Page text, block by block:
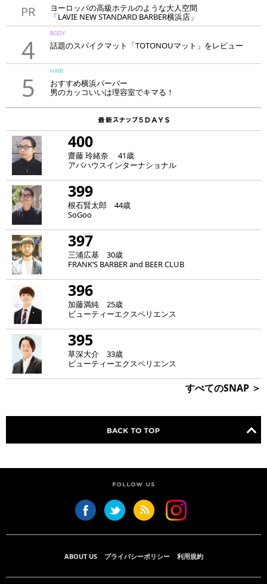
PR
ヨーロッパの高級ホテルのような大人空間
「LAVIE NEW STANDARD BARBER横浜店」
4
BODY
話題のスパイクマット「TOTONOUマット」をレビュー
5
HAIR
おすすめ横浜バーバー
男のカッコいいは理容室でキマる！
400
齋藤 玲緒奈 41歳
アバハウスインターナショナル
399
根石賢太郎 44歳
SoGoo
397
三浦広基 30歳
FRANK‘S BARBER and BEER CLUB
396
加藤満純 25歳
ビューティーエクスペリエンス
395
草深大介 33歳
ビューティーエクスペリエンス
すべてのSNAP ＞
ABOUT US プライバシーポリシー 利用規約